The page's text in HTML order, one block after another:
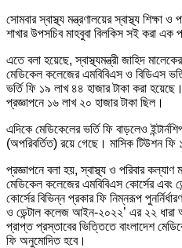
সোমবার স্বাস্থ্য মন্ত্রণালয়ের স্বাস্থ্য শিক্ষা ও
শাখার উপসচিব মাহবুবা বিলকিস সই করা
এতে বলা হয়েছে, স্বাস্থ্যমন্ত্রী জাহিদ
মেডিকেল কলেজের এমবিবিএস ও বিডিএস
ভর্তি ফি ১৯ লাখ ৪৪ হাজার টাকা করা
প্রজ্ঞাপনে ১৬ লাখ ২০ হাজার টাকা ছিল।
এদিকে মেডিকেলের ভর্তি ফি বাড়লেও
(অপরিবর্তিত) রয়ে গেছে। মাসিক টিউশন ফি
প্রজ্ঞাপনে বলা হয়, স্বাস্থ্য ও পরিবার কল্যাণ
মেডিকেল কলেজের এমবিবিএস কোর্সের এবং
কোর্সের বিভিন্ন প্রকার ফি নিম্নরূপ
ও ডেন্টাল কলেজ আইন-২০২২’ এর ২২ ধারা
প্রাপ্ত প্রস্তাবের ভিত্তিতে বাংলাদেশ
ফি অনুমোদিত হবে।